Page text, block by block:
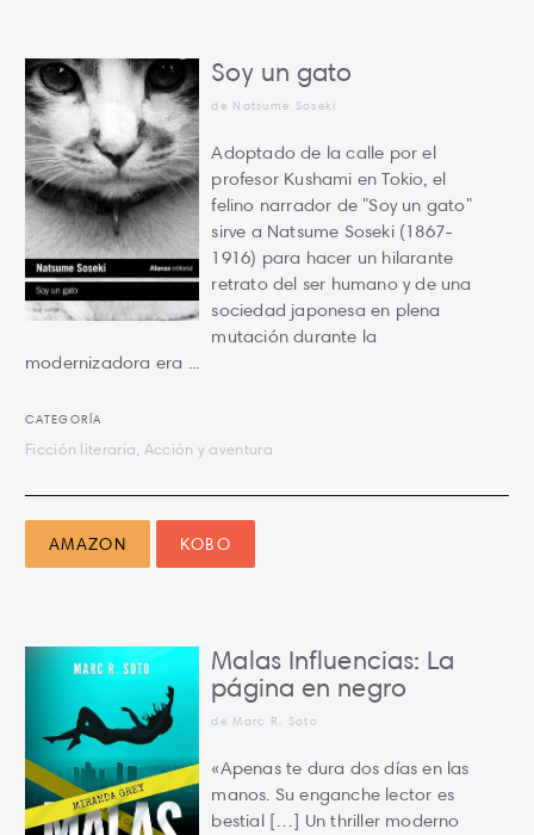
Soy un gato
de Natsume Soseki
Adoptado de la calle por el
profesor Kushami en Tokio, el
felino narrador de "Soy un gato"
sirve a Natsume Soseki (1867-
1916) para hacer un hilarante
retrato del ser humano y de una
sociedad japonesa en plena
mutación durante la
modernizadora era ...
CATEGORÍA
Ficción literaria, Acción y aventura
AMAZON KOBO
Malas Influencias: La
página en negro
de Marc R. Soto
«Apenas te dura dos días en las
manos. Su enganche lector es
bestial […] Un thriller moderno